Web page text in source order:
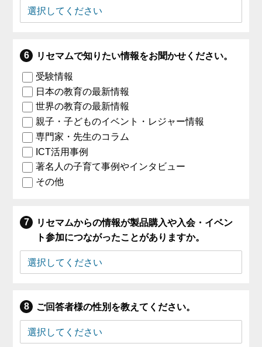
リセマムで知りたい情報をお聞かせください。
受験情報
日本の教育の最新情報
世界の教育の最新情報
親子・子どものイベント・レジャー情報
専門家・先生のコラム
ICT活用事例
著名人の子育て事例やインタビュー
その他
リセマムからの情報が製品購入や入会・イベン
ト参加につながったことがありますか。
ご回答者様の性別を教えてください。